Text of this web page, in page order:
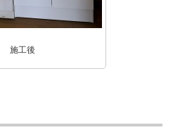
施工後